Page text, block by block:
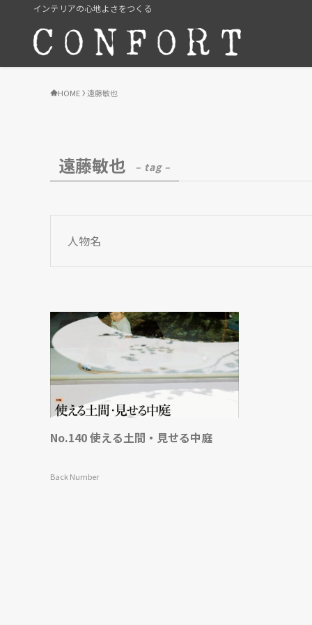
インテリアの心地よさをつくる
HOME 遠藤敏也
遠藤敏也 – tag –
人物名
No.140 使える土間・見せる中庭
Back Number